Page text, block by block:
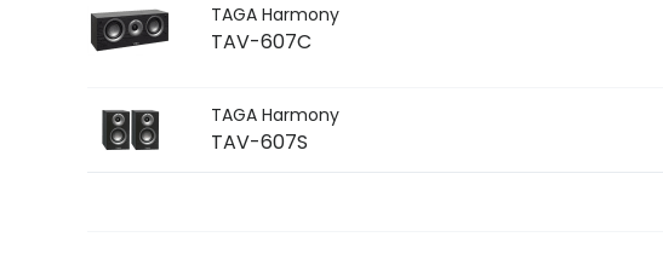
TAGA Harmony
TAV-607C
TAGA Harmony
TAV-607S